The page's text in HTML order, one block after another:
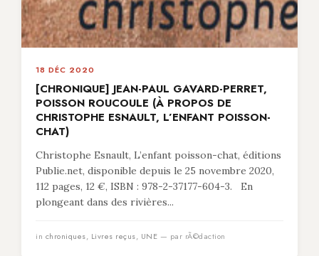
18 DÉC 2020
[CHRONIQUE] JEAN-PAUL GAVARD-PERRET,
POISSON ROUCOULE (À PROPOS DE
CHRISTOPHE ESNAULT, L’ENFANT POISSON-
CHAT)
Christophe Esnault, L’enfant poisson-chat, éditions
Publie.net, disponible depuis le 25 novembre 2020,
112 pages, 12 €, ISBN : 978-2-37177-604-3. En
plongeant dans des rivières...
in chroniques, Livres reçus, UNE — par rÃ©daction